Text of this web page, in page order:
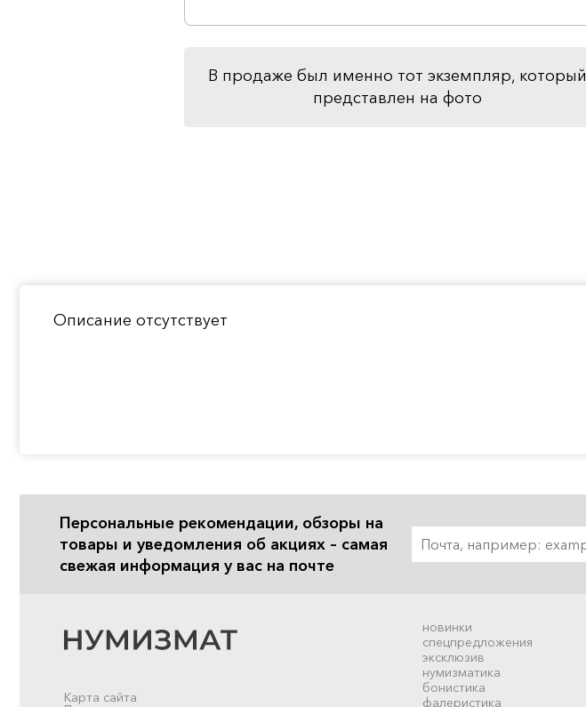
В продаже был именно тот экземпляр, который
представлен на фото
Описание отсутствует
Персональные рекомендации, обзоры на
товары и уведомления об акциях – самая
свежая информация у вас на почте
новинки
спецпредложения
эксклюзив
нумизматика
бонистика
фалеристика
Карта сайта